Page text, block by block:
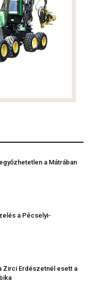
a Mátrában
a Pécselyi-
Zirci Erdészetnél esett a